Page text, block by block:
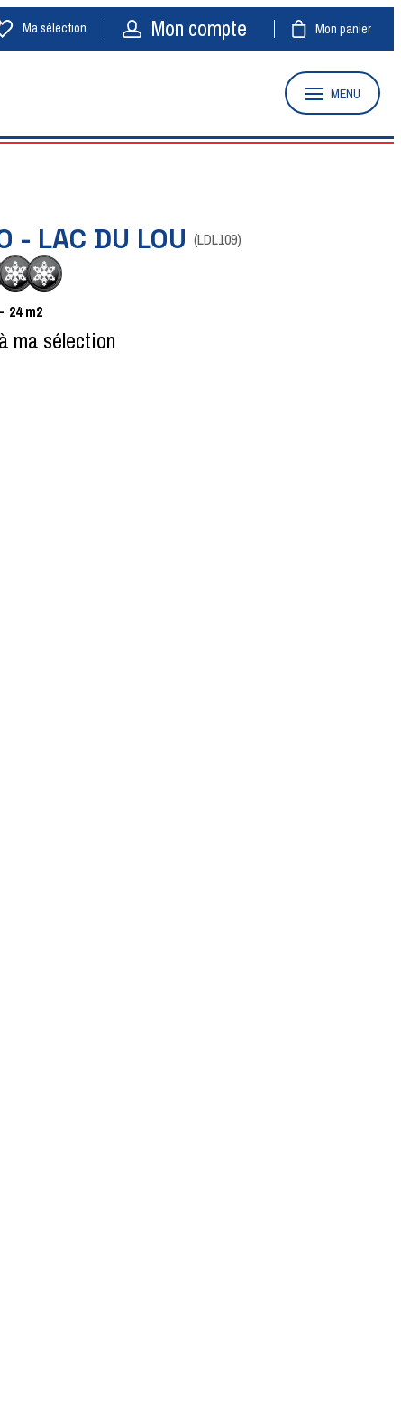
Ma sélection Mon compte Mon panier
MENU
- LAC DU LOU (LDL109)
24 m2
ma sélection